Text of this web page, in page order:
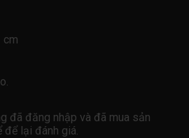
cm
đã đăng nhập và đã mua sản
để lại đánh giá.